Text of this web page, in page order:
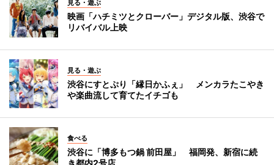
見る・遊ぶ
映画「ハチミツとクローバー」デジタル版、渋谷で
リバイバル上映
見る・遊ぶ
渋谷にすとぷり「縁日かふぇ」 メンカラたこやき
や楽曲流して育てたイチゴも
食べる
渋谷に「博多もつ鍋 前田屋」 福岡発、新宿に続